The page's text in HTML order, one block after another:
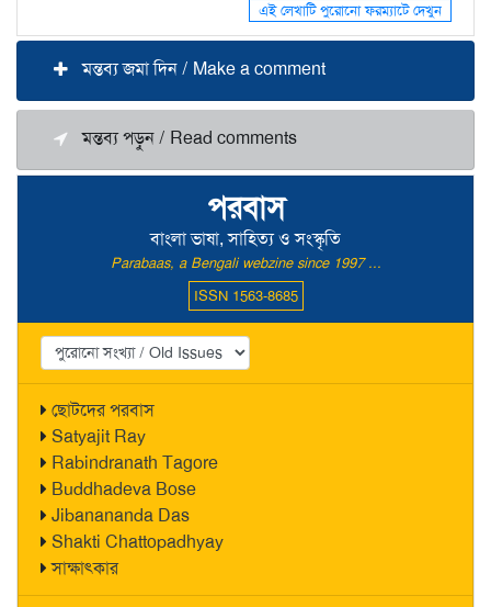
পরবাস
বাংলা ভাষা, সাহিত্য ও সংস্কৃতি
Parabaas, a Bengali webzine since 1997 ...
ISSN 1563-8685
ছোটদের পরবাস
Satyajit Ray
Rabindranath Tagore
Buddhadeva Bose
Jibanananda Das
Shakti Chattopadhyay
সাক্ষাৎকার
এই লেখাটি পুরোনো ফরম্যাটে দেখুন
মন্তব্য জমা দিন / Make a comment
মন্তব্য পড়ুন / Read comments